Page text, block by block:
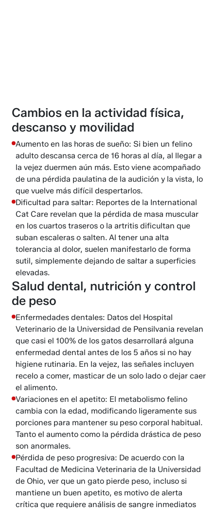
Cambios en la actividad física,
descanso y movilidad
Aumento en las horas de sueño: Si bien un felino
adulto descansa cerca de 16 horas al día, al llegar a
la vejez duermen aún más. Esto viene acompañado
de una pérdida paulatina de la audición y la vista, lo
que vuelve más difícil despertarlos.
Dificultad para saltar: Reportes de la International
Cat Care revelan que la pérdida de masa muscular
en los cuartos traseros o la artritis dificultan que
suban escaleras o salten. Al tener una alta
tolerancia al dolor, suelen manifestarlo de forma
sutil, simplemente dejando de saltar a superficies
elevadas.
Salud dental, nutrición y control
de peso
Enfermedades dentales: Datos del Hospital
Veterinario de la Universidad de Pensilvania revelan
que casi el 100% de los gatos desarrollará alguna
enfermedad dental antes de los 5 años si no hay
higiene rutinaria. En la vejez, las señales incluyen
recelo a comer, masticar de un solo lado o dejar caer
el alimento.
Variaciones en el apetito: El metabolismo felino
cambia con la edad, modificando ligeramente sus
porciones para mantener su peso corporal habitual.
Tanto el aumento como la pérdida drástica de peso
son anormales.
Pérdida de peso progresiva: De acuerdo con la
Facultad de Medicina Veterinaria de la Universidad
de Ohio, ver que un gato pierde peso, incluso si
mantiene un buen apetito, es motivo de alerta
crítica que requiere análisis de sangre inmediatos